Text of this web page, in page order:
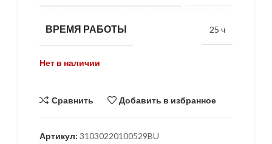
ВРЕМЯ РАБОТЫ 25 ч
Нет в наличии
Сравнить Добавить в избранное
Артикул: 31030220100529BU